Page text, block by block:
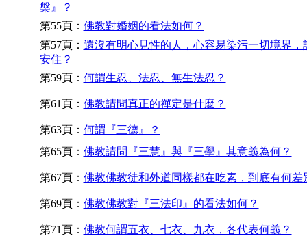
槃』？
第55頁： 佛教對婚姻的看法如何？
第57頁： 還沒有明心見性的人，心容易染污一切境界，
安住？
第59頁： 何謂生忍、法忍、無生法忍？
第61頁： 佛教請問真正的禪定是什麼？
第63頁： 何謂『三德』？
第65頁： 佛教請問『三慧』與『三學』其意義為何？
第67頁： 佛教佛教徒和外道同樣都在吃素，到底有何差
第69頁： 佛教佛教對『三法印』的看法如何？
第71頁： 佛教何謂五衣、七衣、九衣，各代表何義？